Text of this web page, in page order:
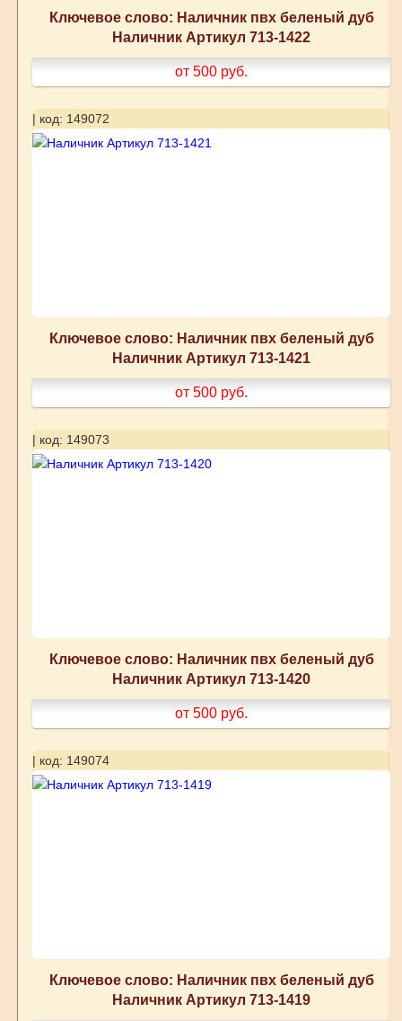
Ключевое слово: Наличник пвх беленый дуб
Наличник Артикул 713-1422
от 500 руб.
| код: 149072
Ключевое слово: Наличник пвх беленый дуб
Наличник Артикул 713-1421
от 500 руб.
| код: 149073
Ключевое слово: Наличник пвх беленый дуб
Наличник Артикул 713-1420
от 500 руб.
| код: 149074
Ключевое слово: Наличник пвх беленый дуб
Наличник Артикул 713-1419